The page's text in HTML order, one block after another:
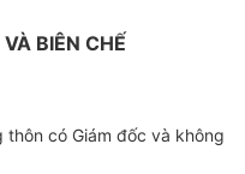
BIÊN CHẾ
có Giám đốc và không